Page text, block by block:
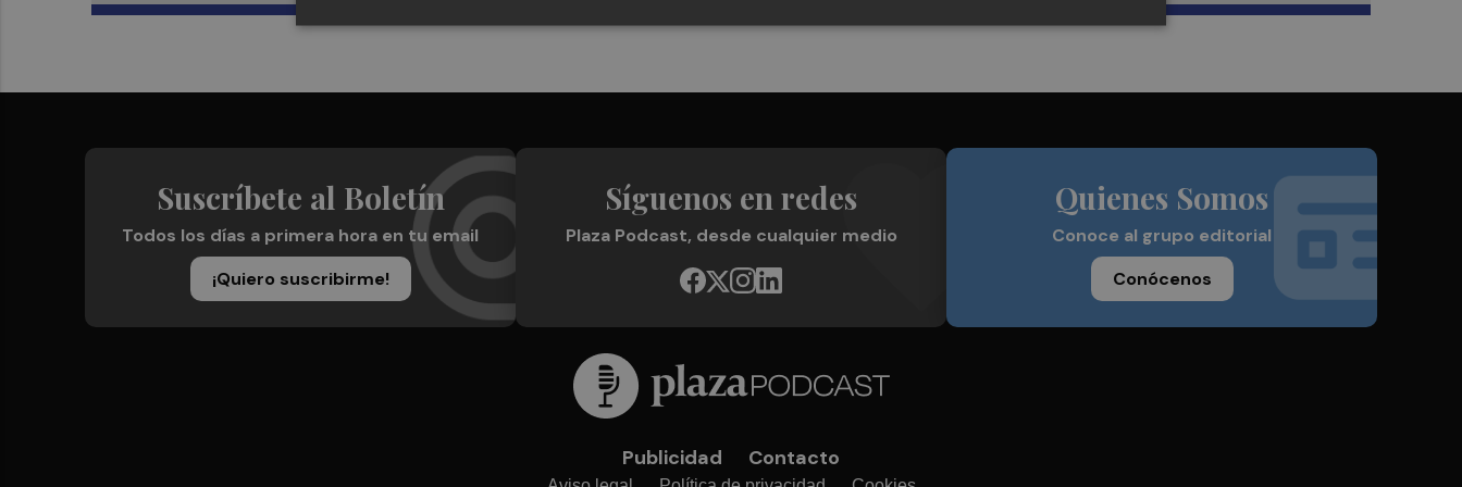
Suscríbete al Boletín
Todos los días a primera hora en tu email
¡Quiero suscribirme!
Síguenos en redes
Plaza Podcast, desde cualquier medio
Quienes Somos
Conoce al grupo editorial
Conócenos
Publicidad Contacto